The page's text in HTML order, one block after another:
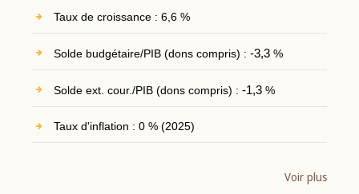
Taux de croissance : 6,6 %
Solde budgétaire/PIB (dons compris) : -3,3%
Solde ext. cour./PIB (dons compris) : -1,3%
Taux d'inflation : 0 % (2025)
Voir plus